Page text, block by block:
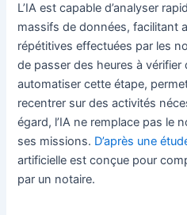
L’IA est capable d’analyser
massifs de données, facilitant
répétitives effectuées par les
de passer des heures à vérifier
automatiser cette étape,
recentrer sur des activités
égard, l’IA ne remplace pas le
ses missions. D’après une
artificielle est conçue pour
par un notaire.